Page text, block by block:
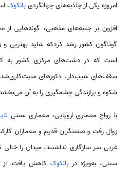
امروزه یکی از جاذبه‌های جهانگردیبانکوک
افزون بر جنبه‌های مذهبی، گونه‌هایی از
گوناگون کشور رشد کردکه شاید بهترین و
است که در دشت‌های مرکزی کشور به
سقف‌های شیب‌دار، دکورهای
شکوه و برازندگی چشمگیری را به آن
با رواج معماری اروپایی، معماری سنتی
زوال رفت و صنعتگران قدیم و معماران
غربی سر سازگاری نداشتند، میدان را
سنتی، به‌ویژه دربانکوک